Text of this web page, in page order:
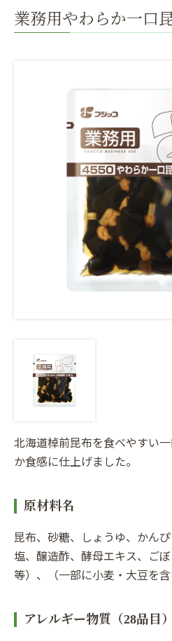
業務用やわらか一口
北海道棹前昆布を食べやすい
か食感に仕上げました。
原材料名
昆布、砂糖、しょうゆ、かん
塩、醸造酢、酵母エキス、ご
等）、（一部に小麦・大豆を含
アレルギー物質（28品目）